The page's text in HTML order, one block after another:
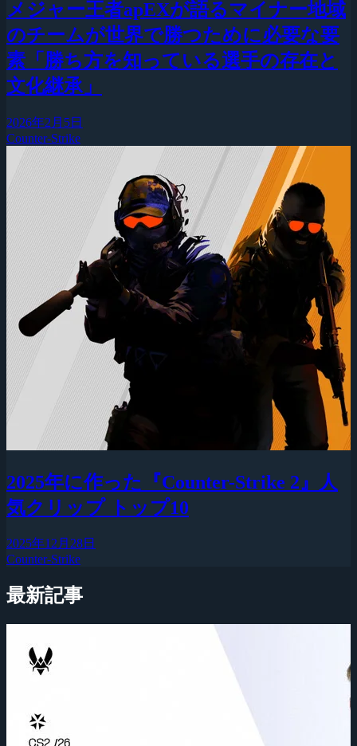
メジャー王者apEXが語るマイナー地域
のチームが世界で勝つために必要な要
素「勝ち方を知っている選手の存在と
文化継承」
2026年2月5日
Counter-Strike
2025年に作った『Counter-Strike 2』人
気クリップ トップ10
2025年12月28日
Counter-Strike
最新記事